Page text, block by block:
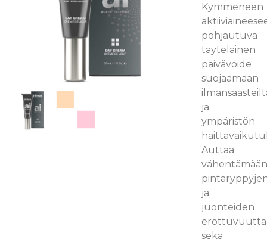
Kymmeneen
pohjautuva
täyteläinen
päivävoide
suojaamaan
ja
ympäristön
Auttaa
ja
juonteiden
erottuvuutta
sekä